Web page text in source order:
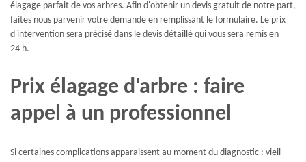
élagage parfait de vos arbres. Afin d'obtenir un devis gratuit de notre part,
faites nous parvenir votre demande en remplissant le formulaire. Le prix
d'intervention sera précisé dans le devis détaillé qui vous sera remis en
24 h.
Prix élagage d'arbre : faire
appel à un professionnel
Si certaines complications apparaissent au moment du diagnostic : vieil